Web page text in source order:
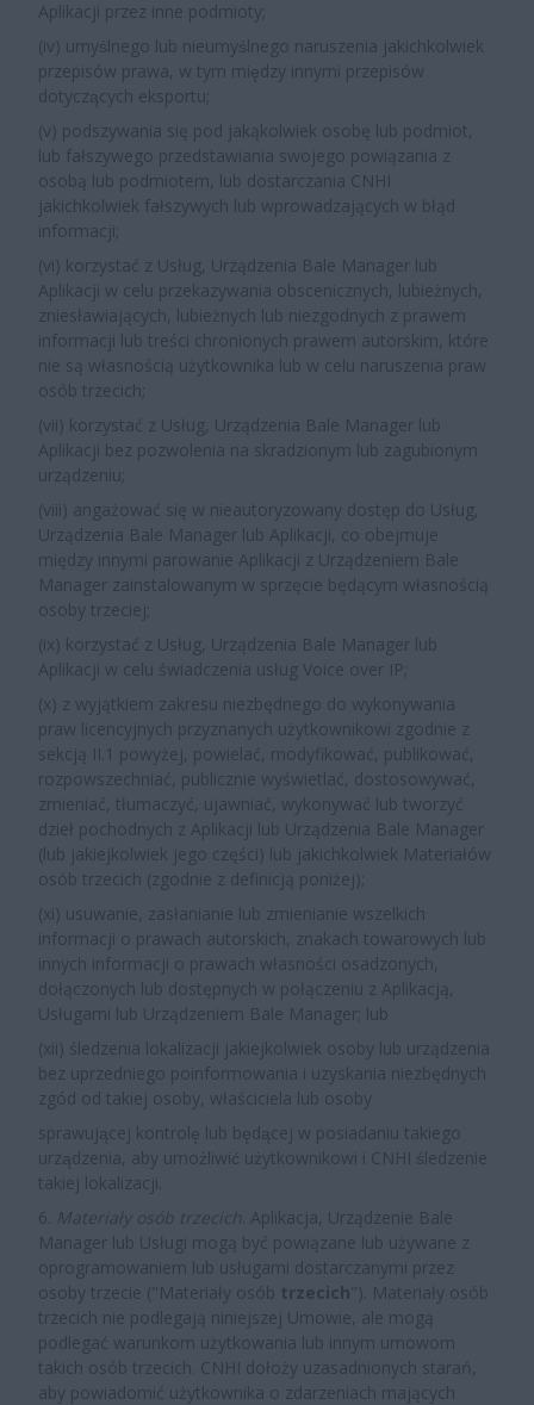
Aplikacji przez inne podmioty;
(iv) umyślnego lub nieumyślnego naruszenia jakichkolwiek
przepisów prawa, w tym między innymi przepisów
dotyczących eksportu;
(v) podszywania się pod jakąkolwiek osobę lub podmiot,
lub fałszywego przedstawiania swojego powiązania z
osobą lub podmiotem, lub dostarczania CNHI
jakichkolwiek fałszywych lub wprowadzających w błąd
informacji;
(vi) korzystać z Usług, Urządzenia Bale Manager lub
Aplikacji w celu przekazywania obscenicznych, lubieżnych,
zniesławiających, lubieżnych lub niezgodnych z prawem
informacji lub treści chronionych prawem autorskim, które
nie są własnością użytkownika lub w celu naruszenia praw
osób trzecich;
(vii) korzystać z Usług, Urządzenia Bale Manager lub
Aplikacji bez pozwolenia na skradzionym lub zagubionym
urządzeniu;
(viii) angażować się w nieautoryzowany dostęp do Usług,
Urządzenia Bale Manager lub Aplikacji, co obejmuje
między innymi parowanie Aplikacji z Urządzeniem Bale
Manager zainstalowanym w sprzęcie będącym własnością
osoby trzeciej;
(ix) korzystać z Usług, Urządzenia Bale Manager lub
Aplikacji w celu świadczenia usług Voice over IP;
(x) z wyjątkiem zakresu niezbędnego do wykonywania
praw licencyjnych przyznanych użytkownikowi zgodnie z
sekcją II.1 powyżej, powielać, modyfikować, publikować,
rozpowszechniać, publicznie wyświetlać, dostosowywać,
zmieniać, tłumaczyć, ujawniać, wykonywać lub tworzyć
dzieł pochodnych z Aplikacji lub Urządzenia Bale Manager
(lub jakiejkolwiek jego części) lub jakichkolwiek Materiałów
osób trzecich (zgodnie z definicją poniżej);
(xi) usuwanie, zasłanianie lub zmienianie wszelkich
informacji o prawach autorskich, znakach towarowych lub
innych informacji o prawach własności osadzonych,
dołączonych lub dostępnych w połączeniu z Aplikacją,
Usługami lub Urządzeniem Bale Manager; lub
(xii) śledzenia lokalizacji jakiejkolwiek osoby lub urządzenia
bez uprzedniego poinformowania i uzyskania niezbędnych
zgód od takiej osoby, właściciela lub osoby
sprawującej kontrolę lub będącej w posiadaniu takiego
urządzenia, aby umożliwić użytkownikowi i CNHI śledzenie
takiej lokalizacji.
6. Materiały osób trzecich . Aplikacja, Urządzenie Bale
Manager lub Usługi mogą być powiązane lub używane z
oprogramowaniem lub usługami dostarczanymi przez
osoby trzecie ("Materiały osób trzecich "). Materiały osób
trzecich nie podlegają niniejszej Umowie, ale mogą
podlegać warunkom użytkowania lub innym umowom
takich osób trzecich. CNHI dołoży uzasadnionych starań,
aby powiadomić użytkownika o zdarzeniach mających